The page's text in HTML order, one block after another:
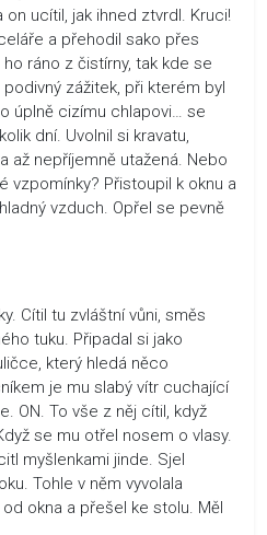
ucítil, jak ihned ztvrdl. Kruci!
a přehodil sako přes
ráno z čistírny, tak kde se
zážitek, při kterém byl
úplně cizímu chlapovi… se
dní. Uvolnil si kravatu,
až nepříjemně utažená. Nebo
vzpomínky? Přistoupil k oknu a
vzduch. Opřel se pevně
Cítil tu zvláštní vůni, směs
tuku. Připadal si jako
který hledá něco
je mu slabý vítr cuchající
ON. To vše z něj cítil, když
se mu otřel nosem o vlasy.
myšlenkami jinde. Sjel
Tohle v něm vyvolala
okna a přešel ke stolu. Měl